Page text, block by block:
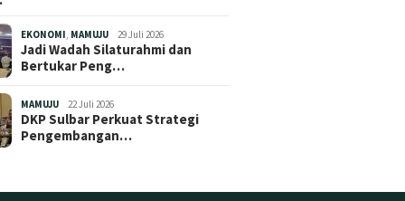
EKONOMI MAMUJU 29 Juli 2026
Jadi Wadah Silaturahmi dan
Bertukar Peng…
MAMUJU 22 Juli 2026
DKP Sulbar Perkuat Strategi
Pengembangan…